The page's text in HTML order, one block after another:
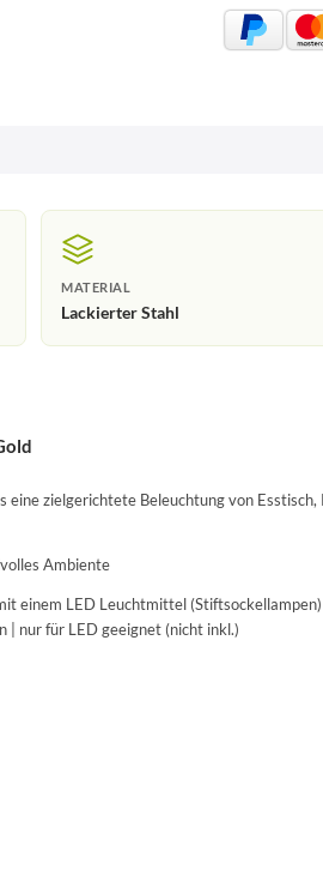
MATERIAL
Lackierter Stahl
eine zielgerichtete Beleuchtung von Esstisch,
Ambiente
einem LED Leuchtmittel
| nur für LED geeignet (nicht inkl.)